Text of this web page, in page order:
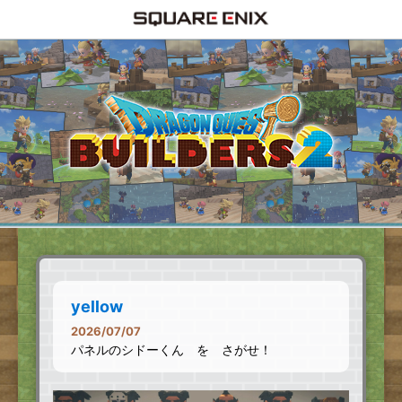
yellow
2026/07/07
パネルのシドーくん を さがせ！